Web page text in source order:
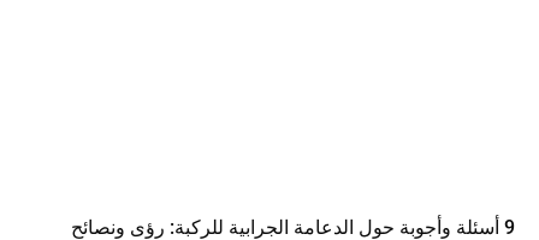
9 أسئلة وأجوبة حول الدعامة الجرابية للركبة: رؤى ونصائح